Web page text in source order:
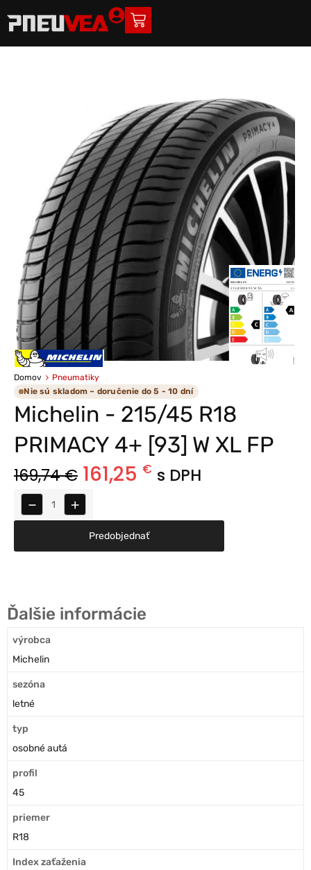
Domov
Pneumatiky
Nie sú skladom – doručenie do 5 - 10 dní
Michelin - 215/45 R18
PRIMACY 4+ [93] W XL FP
169,74€ 161,25 € s DPH
− +
Predobjednať
Ďalšie informácie
výrobca
Michelin
sezóna
letné
typ
osobné autá
profil
45
priemer
R18
Index zaťaženia